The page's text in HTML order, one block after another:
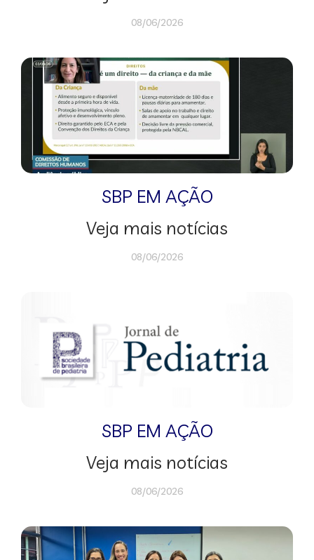
08/06/2026
SBP EM AÇÃO
Veja mais notícias
08/06/2026
SBP EM AÇÃO
Veja mais notícias
08/06/2026